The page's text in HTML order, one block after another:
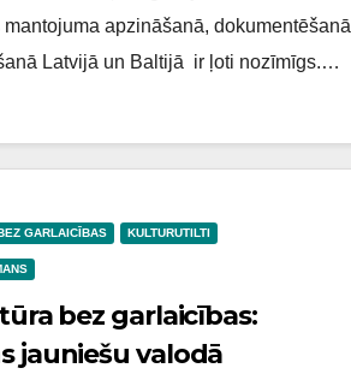
apzināšanā, dokumentēšanā
Latvijā un Baltijā ir ļoti nozīmīgs.…
GARLAICĪBAS KULTURUTILTI
bez garlaicības:
jauniešu valodā